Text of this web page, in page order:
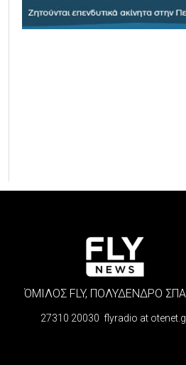
ΌΜΙΛΟΣ FLY, ΠΟΛΥΔΕΝΔΡΟ
27310 20030 flyradio at